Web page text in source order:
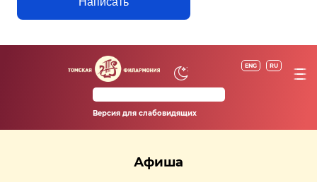
ENG RU
Версия для слабовидящих
Афиша